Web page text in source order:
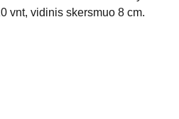
vnt, vidinis skersmuo 8 cm.